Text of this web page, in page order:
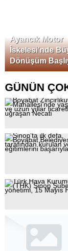
Ayancık Motor
İskelesi’nde
Dönüşüm
GÜNÜN
Kars
Kastamonu
Kayseri
Kilis
Kırıkkale
Kırşehir
Kocaeli
Kütahya